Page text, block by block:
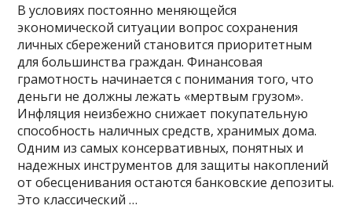
В условиях постоянно меняющейся
экономической ситуации вопрос сохранения
личных сбережений становится приоритетным
для большинства граждан. Финансовая
грамотность начинается с понимания того, что
деньги не должны лежать «мертвым грузом».
Инфляция неизбежно снижает покупательную
способность наличных средств, хранимых дома.
Одним из самых консервативных, понятных и
надежных инструментов для защиты накоплений
от обесценивания остаются банковские депозиты.
Это классический …